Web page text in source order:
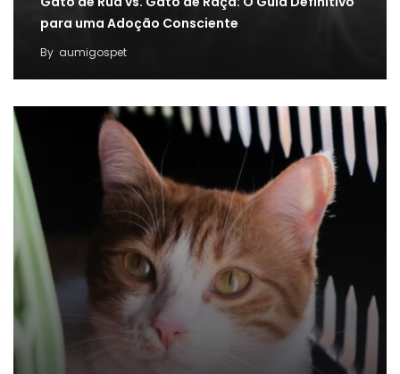
para uma Adoção Consciente
By aumigospet